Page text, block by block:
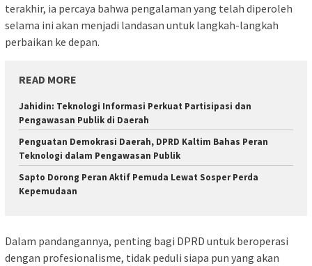
terakhir, ia percaya bahwa pengalaman yang telah diperoleh
selama ini akan menjadi landasan untuk langkah-langkah
perbaikan ke depan.
READ MORE
Jahidin: Teknologi Informasi Perkuat Partisipasi dan
Pengawasan Publik di Daerah
Penguatan Demokrasi Daerah, DPRD Kaltim Bahas Peran
Teknologi dalam Pengawasan Publik
Sapto Dorong Peran Aktif Pemuda Lewat Sosper Perda
Kepemudaan
Dalam pandangannya, penting bagi DPRD untuk beroperasi
dengan profesionalisme, tidak peduli siapa pun yang akan